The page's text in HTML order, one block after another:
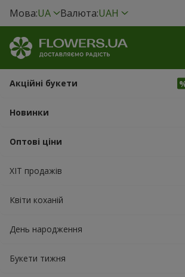
Мова:UA Валюта:UAH
Акційні букети
Новинки
Оптові ціни
ХІТ продажів
Квіти коханій
День народження
Букети тижня